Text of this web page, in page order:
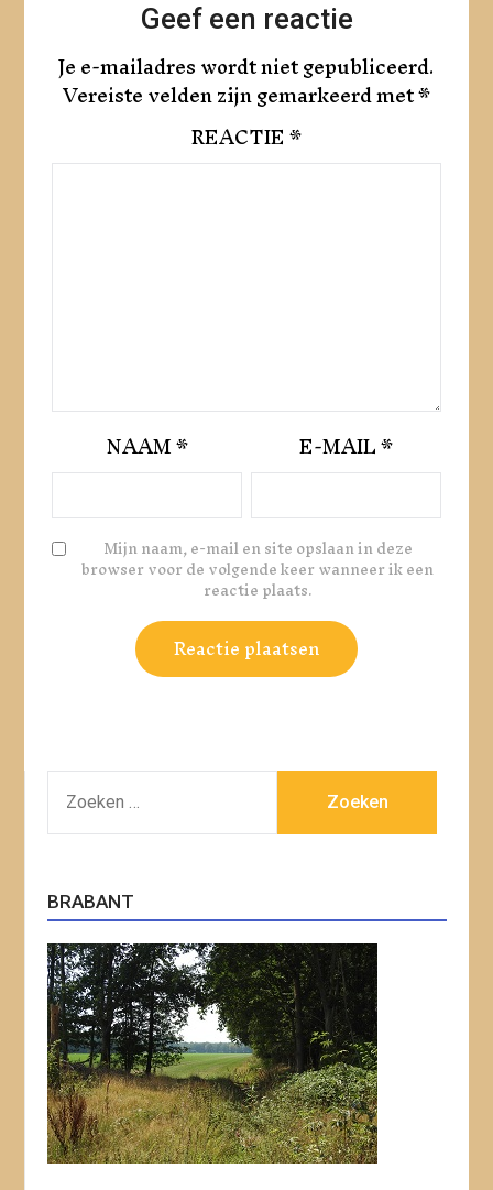
Geef een reactie
Je e-mailadres wordt niet gepubliceerd.
Vereiste velden zijn gemarkeerd met*
REACTIE*
NAAM* E-MAIL*
Mijn naam, e-mail en site opslaan in deze
browser voor de volgende keer wanneer ik een
reactie plaats.
NAAR:
BRABANT